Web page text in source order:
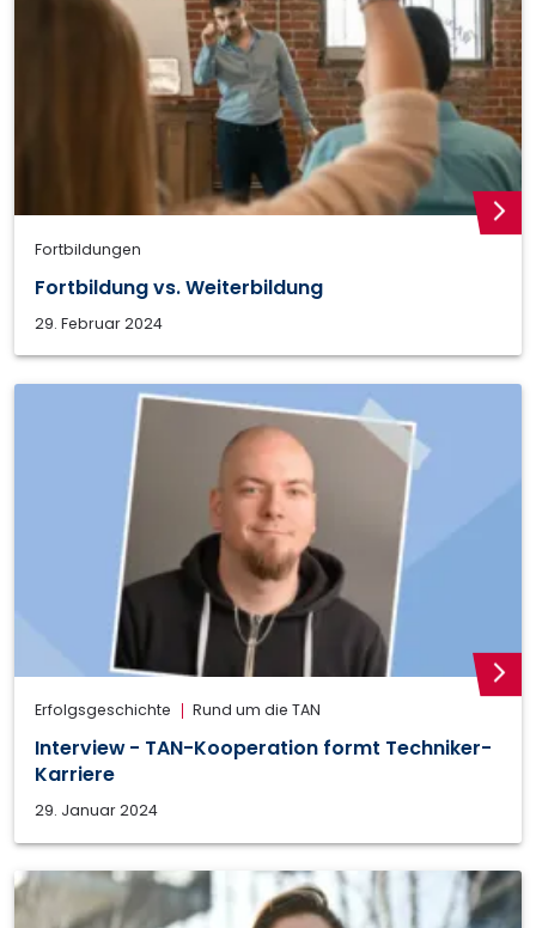
Fortbildungen
Fortbildung vs. Weiterbildung
29. Februar 2024
Erfolgsgeschichte Rund um die TAN
Interview - TAN-Kooperation formt Techniker-
Karriere
29. Januar 2024